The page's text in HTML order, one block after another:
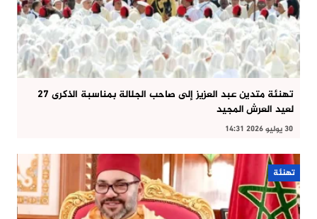
تهنئة متدين عبد العزيز إلى صاحب الجلالة بمناسبة الذكرى 27
لعيد العرش المجيد
30 يوليو 2026 14:31
تهنئة